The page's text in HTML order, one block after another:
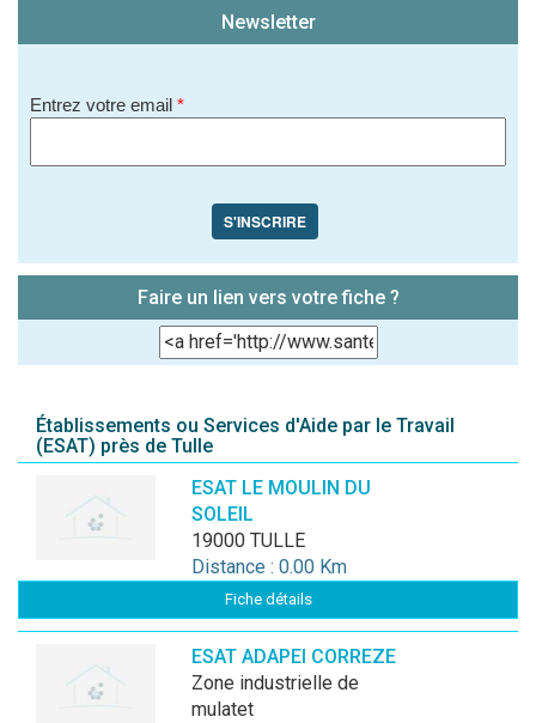
Newsletter
Entrez votre email *
S'INSCRIRE
Faire un lien vers votre fiche ?
Établissements ou Services d'Aide par le Travail
(ESAT) près de Tulle
ESAT LE MOULIN DU
SOLEIL
19000 TULLE
Distance : 0.00 Km
Fiche détails
ESAT ADAPEI CORREZE
zone industrielle de
mulatet